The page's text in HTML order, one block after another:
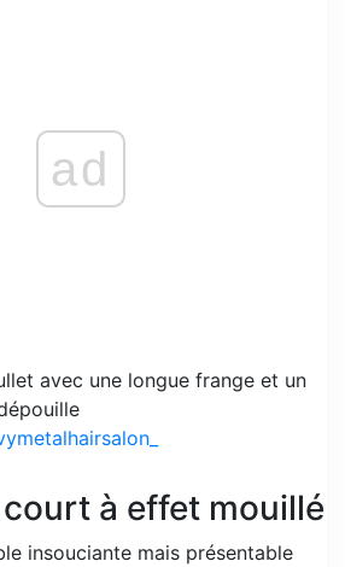
ad
à effet mouillé
insouciante mais présentable